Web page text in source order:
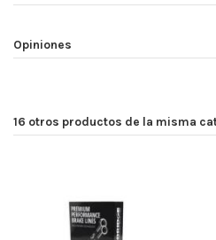
Opiniones
16 otros productos de la misma